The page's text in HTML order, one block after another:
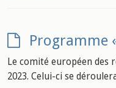
Programme
Le comité européen des
2023. Celui-ci se